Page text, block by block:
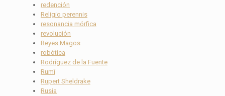
redención
Religio perennis
resonancia mórfica
revolución
Reyes Magos
robótica
Rodríguez de la Fuente
Rumî
Rupert Sheldrake
Rusia